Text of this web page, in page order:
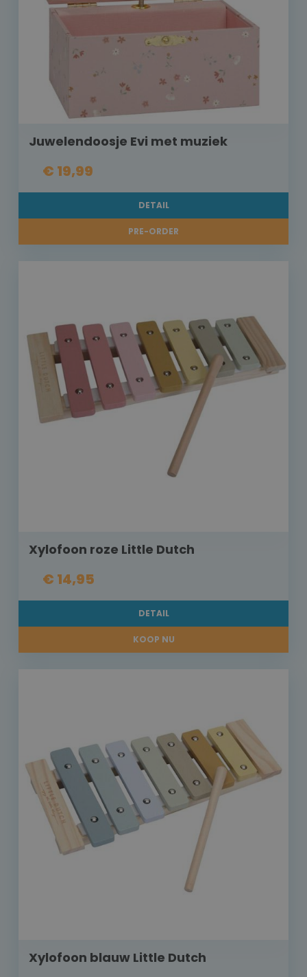
Juwelendoosje Evi met muziek
€ 19,99
DETAIL
PRE-ORDER
Xylofoon roze Little Dutch
€ 14,95
DETAIL
KOOP NU
Xylofoon blauw Little Dutch